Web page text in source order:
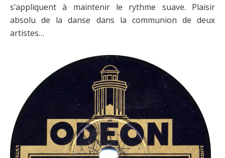
s’appliquent à maintenir le rythme suave. Plaisir
absolu de la danse dans la communion de deux
artistes…